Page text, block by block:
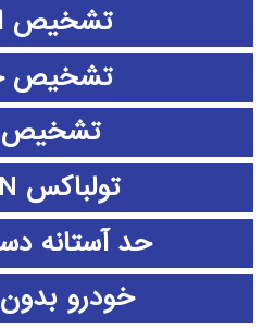
تشخیص
تشخیص
تشخیص
تولباکس WLAN
حد آستانه
خودرو بدون